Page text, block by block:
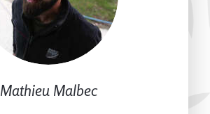
Mathieu Malbec